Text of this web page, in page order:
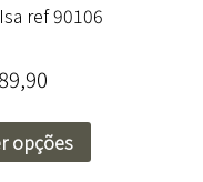
ref 90106
opções